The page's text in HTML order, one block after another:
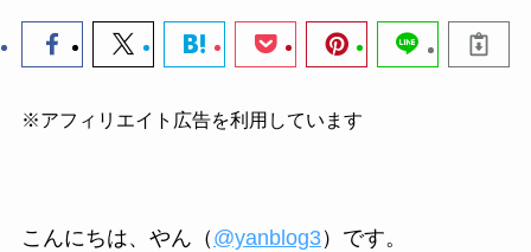
※アフィリエイト広告を利用しています
こんにちは、やん（ @yanblog3）です。